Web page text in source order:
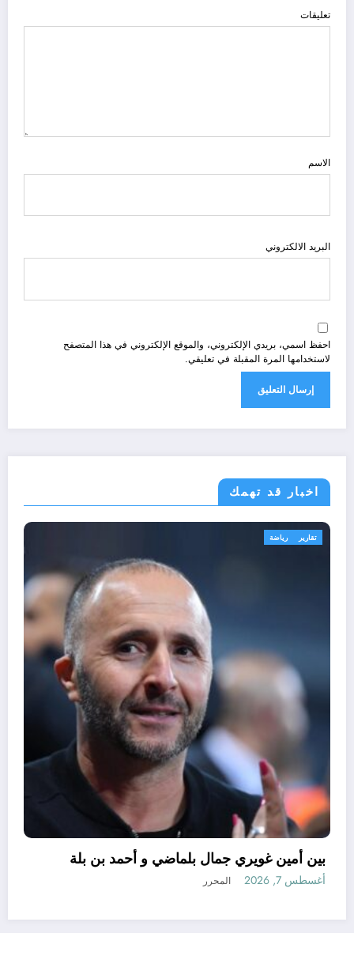
تعليقات
الاسم
البريد الالكتروني
احفظ اسمي، بريدي الإلكتروني، والموقع الإلكتروني في هذا المتصفح
لاستخدامها المرة المقبلة في تعليقي.
اخبار قد تهمك
أحوال عربية امن و استراتيجيا
نظريات الجنرال محمد الضيف العسكرية
أغسطس 7, 2026 المحرر